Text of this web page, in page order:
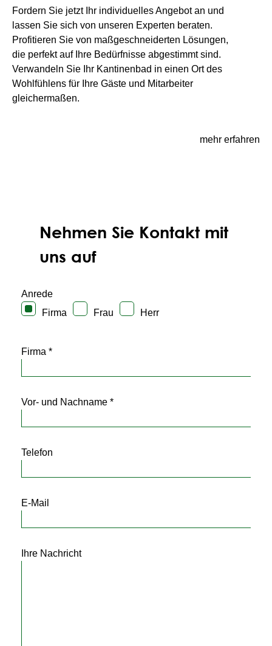
Fordern Sie jetzt Ihr individuelles Angebot an und
lassen Sie sich von unseren Experten beraten.
Profitieren Sie von maßgeschneiderten Lösungen,
die perfekt auf Ihre Bedürfnisse abgestimmt sind.
Verwandeln Sie Ihr Kantinenbad in einen Ort des
Wohlfühlens für Ihre Gäste und Mitarbeiter
gleichermaßen.
mehr erfahren
Nehmen Sie Kontakt mit
uns auf
Anrede
Firma
Frau Herr
Firma *
Vor- und Nachname *
Telefon
E-Mail
Ihre Nachricht